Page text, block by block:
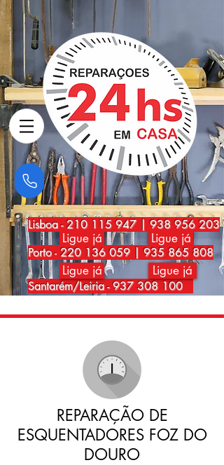
Ligue já Ligue já
Lisboa-210 115 947|938 956 203
Porto- 220 136 059 |935 865 808
Santarém/Leiria -937 308 100
Ligue já Ligue já
REPARAÇÃO DE
ESQUENTADORES FOZ DO
DOURO